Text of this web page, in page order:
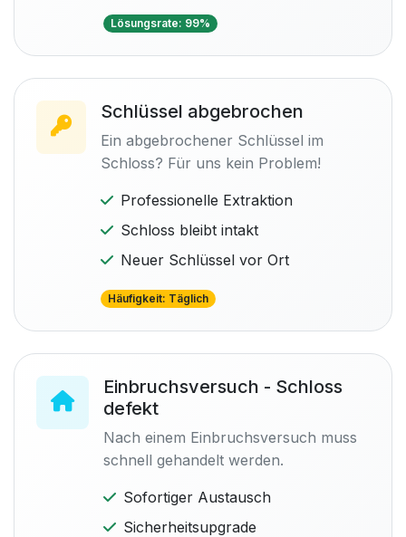
Lösungsrate: 99%
Schlüssel abgebrochen
Ein abgebrochener Schlüssel im
Schloss? Für uns kein Problem!
Professionelle Extraktion
Schloss bleibt intakt
Neuer Schlüssel vor Ort
Häufigkeit: Täglich
Einbruchsversuch - Schloss
defekt
Nach einem Einbruchsversuch muss
schnell gehandelt werden.
Sofortiger Austausch
Sicherheitsupgrade